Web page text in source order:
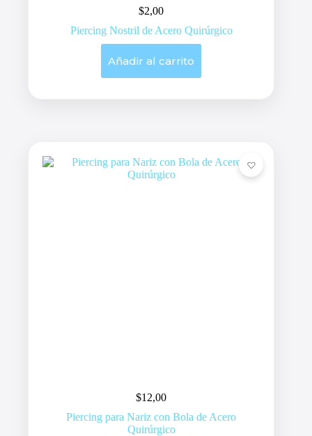
$2,00
Piercing Nostril de Acero Quirúrgico
Añadir al carrito
$12,00
Piercing para Nariz con Bola de Acero
Quirúrgico